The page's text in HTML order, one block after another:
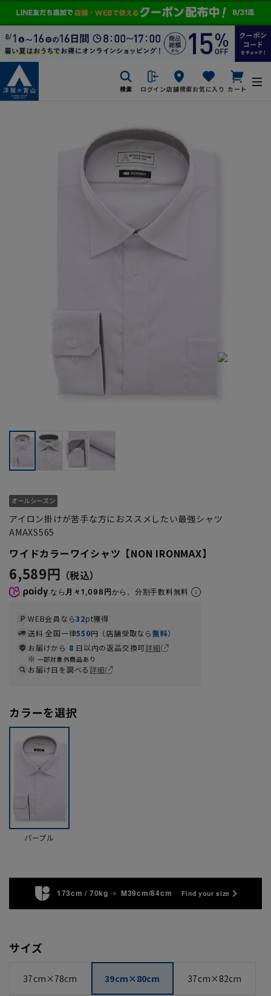
検索 ログイン店舗検索お気に入り カート
アイロン掛けが苦手な方におススメしたい最強シャツ
AMAXS565
ワイドカラーワイシャツ【NON IRONMAX】
6,589円
なら 月々1,098円から。分割手数料無料
WEB会員なら32pt獲得
送料 全国一律550円（店舗受取なら無料）
お届けから 8 日以内の返品交換可詳細
一部対象外商品あり
お届け日を調べる詳細
カラーを選択
パープル
173cm / 70kg M39cm/84cm Find your size
サイズ
37cm×78cm 39cm×80cm 37cm×82cm